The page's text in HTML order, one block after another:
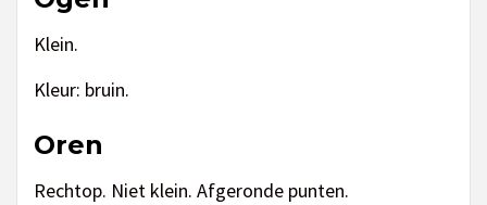
Klein.
Kleur: bruin.
Oren
Rechtop. Niet klein. Afgeronde punten.